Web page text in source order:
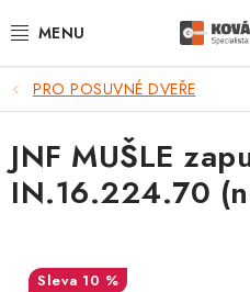
na
VÝPRODEJ - TOP AKCE
BLOG
UŽITEČNÉ RADY
VRÁCENÍ ZBOŽÍ
PRO POSUVNÉ DVEŘE
JNF MUŠLE
IN.16.224.70
10 %